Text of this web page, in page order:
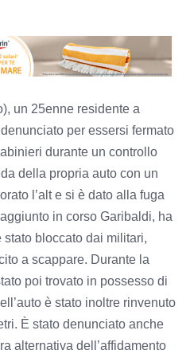
un 25enne residente a
per essersi fermato
durante un controllo
della propria auto con un
l’alt e si è dato alla fuga
in corso Garibaldi, ha
bloccato dai militari,
a scappare. Durante la
poi trovato in possesso di
è stato inoltre rinvenuto
È stato denunciato anche
alternativa dell’affidamento